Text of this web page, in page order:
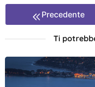
Precedente
Ti